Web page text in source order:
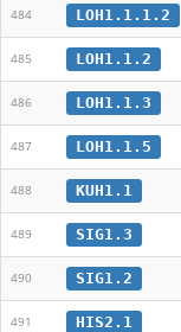
484 LOH1.1.1.2
485 LOH1.1.2
486 LOH1.1.3
487 LOH1.1.5
488 KUH1.1
489 SIG1.3
490 SIG1.2
491 HIS2.1